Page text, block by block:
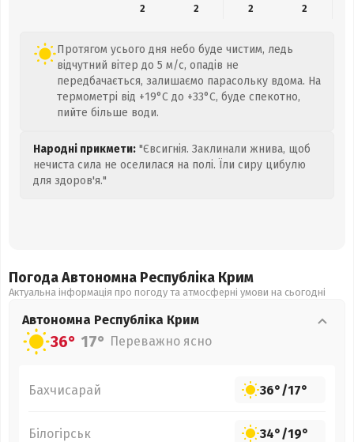
2
2 2 2
Протягом усього дня небо буде чистим, ледь
відчутний вітер до 5 м/с, опадів не
передбачається, залишаємо парасольку вдома. На
термометрі від +19°C до +33°C, буде спекотно,
пийте більше води.
Народні прикмети: "Євсигнія. Заклинали жнива, щоб
нечиста сила не оселилася на полі. Їли сиру цибулю
для здоров'я."
Погода Автономна Республіка Крим
Актуальна інформація про погоду та атмосферні умови на сьогодні
Автономна Республіка Крим
36° 17° Переважно ясно
Бахчисарай 36°/17°
Білогірськ 34°/19°